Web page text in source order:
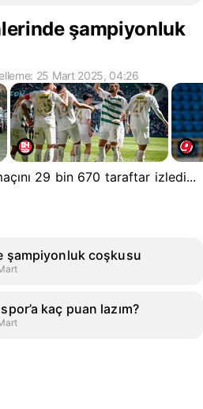
şampiyonluk
25 Mart 2025, 04:26
29 bin 670 taraftar izledi...
şampiyonluk coşkusu
kaç puan lazım?